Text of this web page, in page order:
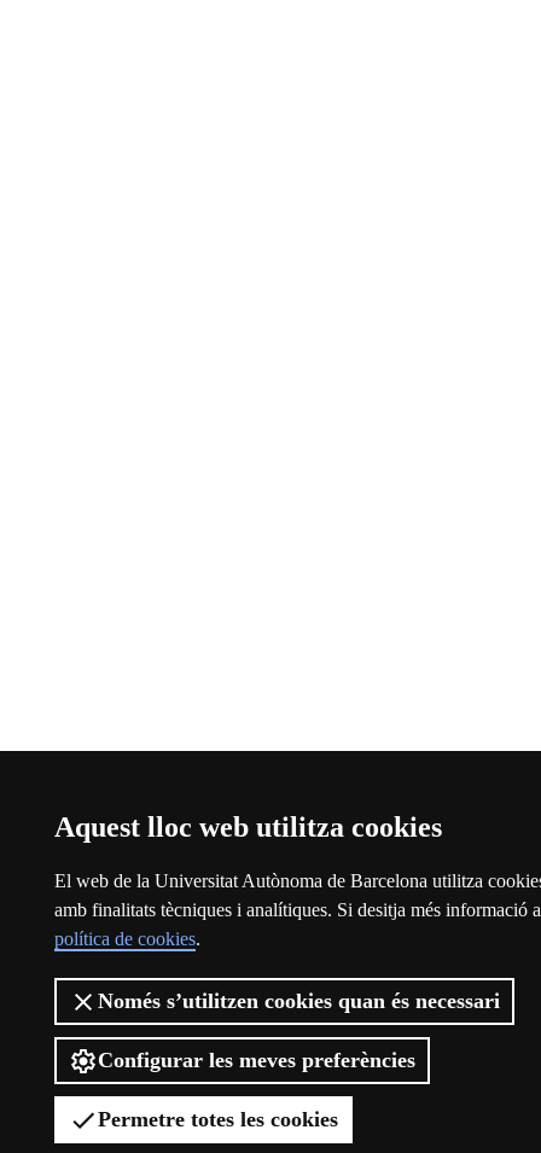
Aquest lloc web utilitza cookies
El web de la Universitat Autònoma de Barcelona utilitza
amb finalitats tècniques i analítiques. Si desitja més informació
política de cookies.
Només s’utilitzen cookies quan és necessari
Configurar les meves preferències
Permetre totes les cookies